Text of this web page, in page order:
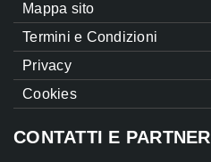
Mappa sito
Termini e Condizioni
Privacy
Cookies
CONTATTI E PARTNER